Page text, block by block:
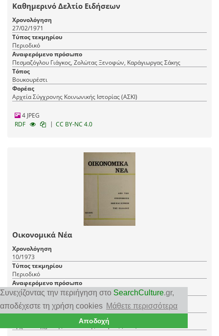
Συνεχίζοντας την περιήγηση στο SearchCulture.gr,
αποδέχεστε τη χρήση cookies Μάθετε περισσότερα
Αποδοχή
Καθημερινό Δελτίο Ειδήσεων
Χρονολόγηση
27/02/1971
Τύπος τεκμηρίου
Περιοδικό
Αναφερόμενο πρόσωπο
Πεσμαζόγλου Γιάγκος, Ζολώτας Ξενοφών, Καράγιωργας Σάκης
Τόπος
Βουκουρέστι
Φορέας
Αρχεία Σύγχρονης Κοινωνικής Ιστορίας (ΑΣΚΙ)
4 JPEG
RDF
| CC BY-NC 4.0
Οικονομικά Νέα
Χρονολόγηση
10/1973
Τύπος τεκμηρίου
Περιοδικό
Αναφερόμενο πρόσωπο
Μακαρέζος Νικόλαος, Μαρκεζίνης Σπύρος, Ζολώτας Ξενοφών
Βουκουρέστι
Αρχεία Σύγχρονης Κοινωνικής Ιστορίας (ΑΣΚΙ)